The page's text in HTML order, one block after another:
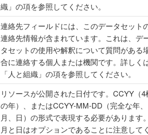
織」の項を参照してください。
連絡先フィールドには、このデータセット
連絡先情報が含まれています。これは、デ
タセットの使用や解釈について質問がある
合に連絡する個人または機関です。詳しく
「人と組織」の項を参照してください。
リソースが公開された日付です。CCYY（4
の年）、またはCCYY-MM-DD（完全な年、
月、日）の形式で表現する必要があります
月と日はオプションであることに注意して